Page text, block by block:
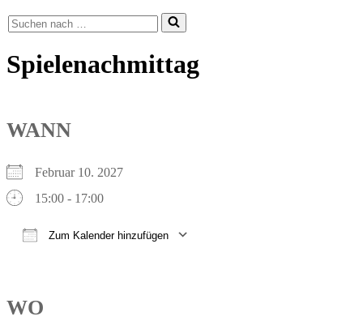
Suchen
nach …
Spielenachmittag
WANN
Februar 10. 2027
15:00 - 17:00
Zum Kalender hinzufügen
WO